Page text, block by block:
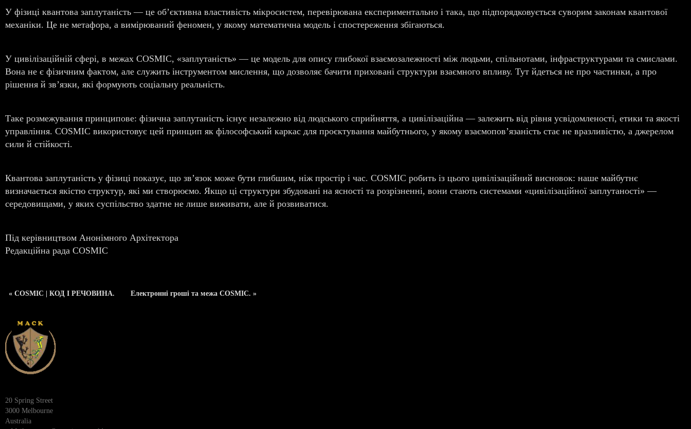
У фізиці квантова заплутаність — це об’єктивна властивість мікросистем, перевірювана експериментально і така, що підпорядковується суворим законам квантової
механіки. Це не метафора, а вимірюваний феномен, у якому математична модель і спостереження збігаються.
У цивілізаційній сфері, в межах COSMIC, «заплутаність» — це модель для опису глибокої взаємозалежності між людьми, спільнотами, інфраструктурами та смислами.
Вона не є фізичним фактом, але служить інструментом мислення, що дозволяє бачити приховані структури взаємного впливу. Тут йдеться не про частинки, а про
рішення й зв’язки, які формують соціальну реальність.
Таке розмежування принципове: фізична заплутаність існує незалежно від людського сприйняття, а цивілізаційна — залежить від рівня усвідомленості, етики та якості
управління. COSMIC використовує цей принцип як філософський каркас для проєктування майбутнього, у якому взаємопов’язаність стає не вразливістю, а джерелом
сили й стійкості.
Квантова заплутаність у фізиці показує, що зв’язок може бути глибшим, ніж простір і час. COSMIC робить із цього цивілізаційний висновок: наше майбутнє
визначається якістю структур, які ми створюємо. Якщо ці структури збудовані на ясності та розрізненні, вони стають системами «цивілізаційної заплутаності» —
середовищами, у яких суспільство здатне не лише виживати, але й розвиватися.
Під керівництвом Анонімного Архітектора
Редакційна рада COSMIC
« COSMIC | КОД І РЕЧОВИНА. Електронні гроші та межа COSMIC. »
20 Spring Street
3000 Melbourne
Australia